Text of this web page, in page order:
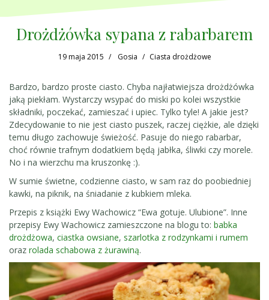
Drożdżówka sypana z rabarbarem
19 maja 2015 Gosia Ciasta drożdżowe
Bardzo, bardzo proste ciasto. Chyba najłatwiejsza drożdżówka
jaką piekłam. Wystarczy wsypać do miski po kolei wszystkie
składniki, poczekać, zamieszać i upiec. Tylko tyle! A jakie jest?
Zdecydowanie to nie jest ciasto puszek, raczej ciężkie, ale dzięki
temu długo zachowuje świeżość. Pasuje do niego rabarbar,
choć równie trafnym dodatkiem będą jabłka, śliwki czy morele.
No i na wierzchu ma kruszonkę :).
W sumie świetne, codzienne ciasto, w sam raz do poobiedniej
kawki, na piknik, na śniadanie z kubkiem mleka.
Przepis z książki Ewy Wachowicz “Ewa gotuje. Ulubione”. Inne
przepisy Ewy Wachowicz zamieszczone na blogu to: babka
drożdżowa, ciastka owsiane, szarlotka z rodzynkami i rumem
oraz rolada schabowa z żurawiną.